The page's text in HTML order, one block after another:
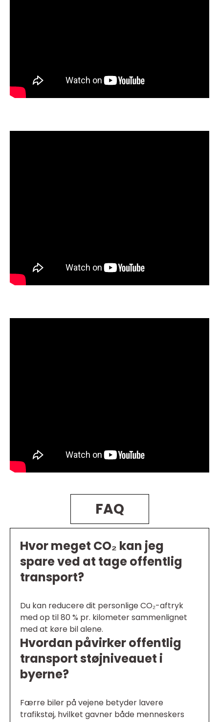
FAQ
Hvor meget CO₂ kan jeg
spare ved at tage offentlig
transport?
Du kan reducere dit personlige CO₂-aftryk
med op til 80 % pr. kilometer sammenlignet
med at køre bil alene.
Hvordan påvirker offentlig
transport støjniveauet i
byerne?
Færre biler på vejene betyder lavere
trafikstøj, hvilket gavner både menneskers